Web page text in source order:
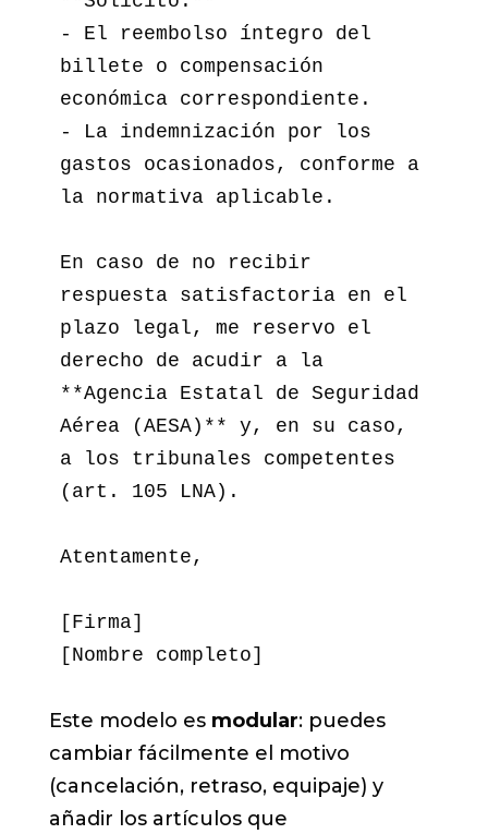
- El reembolso íntegro del
billete o compensación
económica correspondiente.
- La indemnización por los
gastos ocasionados, conforme a
la normativa aplicable.
En caso de no recibir
respuesta satisfactoria en el
plazo legal, me reservo el
derecho de acudir a la
**Agencia Estatal de Seguridad
Aérea (AESA)** y, en su caso,
a los tribunales competentes
(art. 105 LNA).
Atentamente,
[Firma]
Este modelo es modular: puedes
cambiar fácilmente el motivo
(cancelación, retraso, equipaje) y
añadir los artículos que